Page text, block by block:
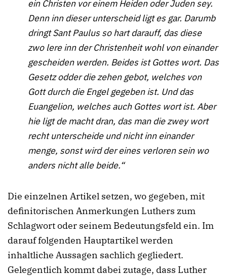
ein Christen vor einem Heiden oder Juden sey.
Denn inn dieser unterscheid ligt es gar. Darumb
dringt Sant Paulus so hart darauff, das diese
zwo lere inn der Christenheit wohl von einander
gescheiden werden. Beides ist Gottes wort. Das
Gesetz odder die zehen gebot, welches von
Gott durch die Engel gegeben ist. Und das
Euangelion, welches auch Gottes wort ist. Aber
hie ligt de macht dran, das man die zwey wort
recht unterscheide und nicht inn einander
menge, sonst wird der eines verloren sein wo
anders nicht alle beide.“
Die einzelnen Artikel setzen, wo gegeben, mit
definitorischen Anmerkungen Luthers zum
Schlagwort oder seinem Bedeutungsfeld ein. Im
darauf folgenden Hauptartikel werden
inhaltliche Aussagen sachlich gegliedert.
Gelegentlich kommt dabei zutage, dass Luther